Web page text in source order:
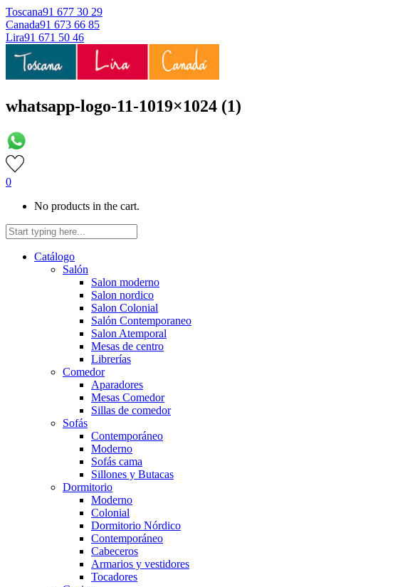
Toscana91 677 30 29
Canada91 673 66 85
Lira91 671 50 46
whatsapp-logo-11-1019×1024 (1)
0
No products in the cart.
Catálogo
Salón
Salon moderno
Salon nordico
Salon Colonial
Salón Contemporaneo
Salon Atemporal
Mesas de centro
Librerías
Comedor
Aparadores
Mesas Comedor
Sillas de comedor
Sofás
Contemporáneo
Moderno
Sofás cama
Sillones y Butacas
Dormitorio
Moderno
Colonial
Dormitorio Nórdico
Contemporáneo
Cabeceros
Armarios y vestidores
Tocadores